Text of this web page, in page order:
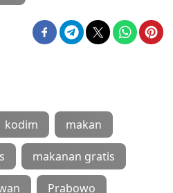
kodim makan
makanan gratis
Prabowo